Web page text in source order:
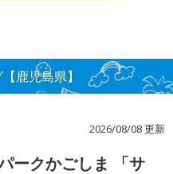
鹿児島県】
2026/08/08 更新
ークかごしま 「サ